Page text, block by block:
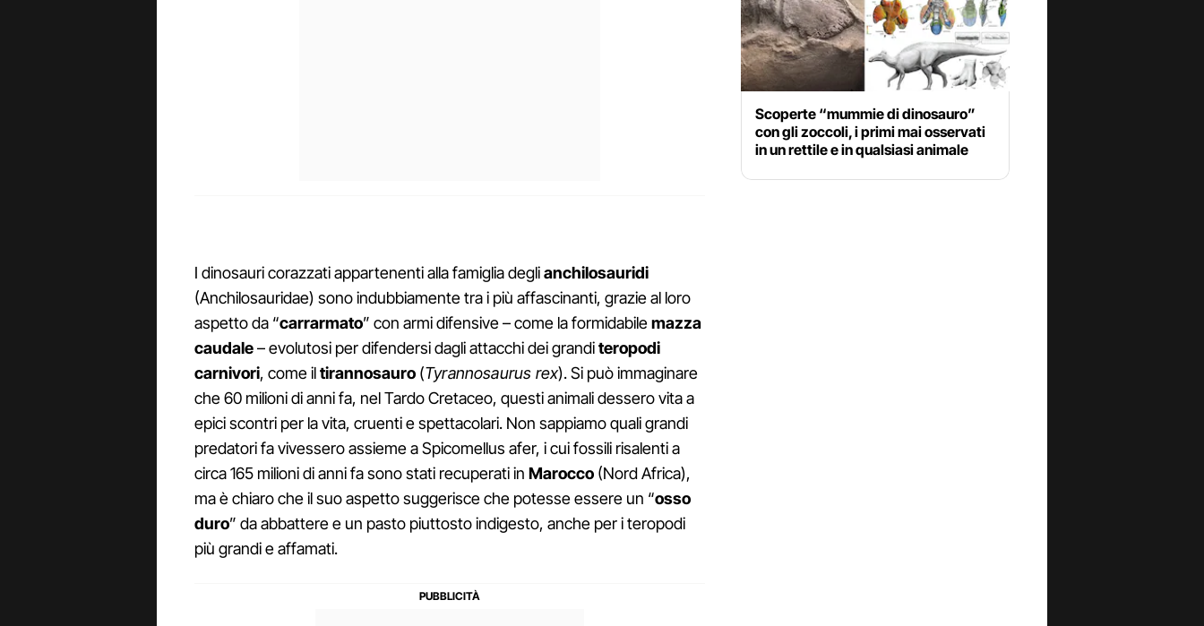
I dinosauri corazzati appartenenti alla famiglia deglianchilosauridi
(Anchilosauridae) sono indubbiamente tra i più affascinanti, grazie al loro
aspetto da “carrarmato” con armi difensive – come la formidabilemazza
caudale– evolutosi per difendersi dagli attacchi dei granditeropodi
carnivori, come iltirannosauro (Tyrannosaurus rex). Si può immaginare
che 60 milioni di anni fa, nel Tardo Cretaceo, questi animali dessero vita a
epici scontri per la vita, cruenti e spettacolari. Non sappiamo quali grandi
predatori fa vivessero assieme a Spicomellus afer, i cui fossili risalenti a
circa 165 milioni di anni fa sono stati recuperati in Marocco (Nord Africa),
ma è chiaro che il suo aspetto suggerisce che potesse essere un “osso
duro” da abbattere e un pasto piuttosto indigesto, anche per i teropodi
più grandi e affamati.
Scoperte “mummie di dinosauro”
con gli zoccoli, i primi mai osservati
in un rettile e in qualsiasi animale